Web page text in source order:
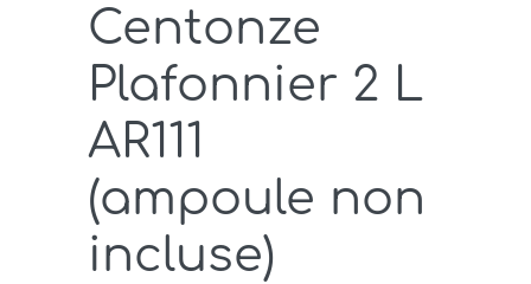
Centonze
Plafonnier 2 L
AR111
(ampoule non
incluse)